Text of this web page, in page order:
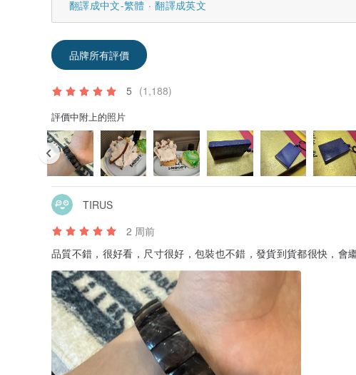
翻譯成中文-繁體
翻譯成英文
品牌所有評價
5 (1,188)
評價中附上的照片
TIRUS
2 周前
品質不錯，很好看，尺寸很好，包裝也不錯，發貨到貨都很快，會